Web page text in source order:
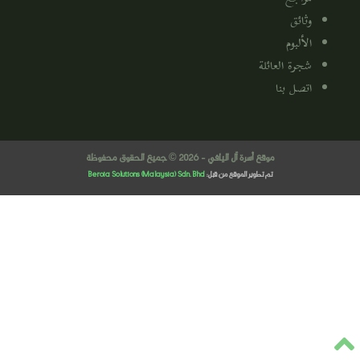
وثائق
الألبوم
شجرة العائلة
اتصل بنا
موقع أسرة آل اليافي - 2026 © جميع الحقوق محفوظة
تم تطوير الموقع من قبل: Beroia Solutions (Malaysia) Sdn. Bhd